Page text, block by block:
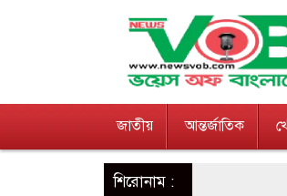
জাতীয় আন্তর্জাতিক
শিরোনাম :